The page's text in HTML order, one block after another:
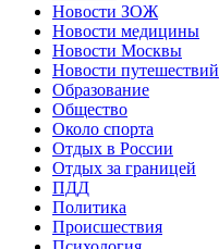
Новости ЗОЖ
Новости медицины
Новости Москвы
Новости путешествий
Образование
Общество
Около спорта
Отдых в России
Отдых за границей
ПДД
Политика
Происшествия